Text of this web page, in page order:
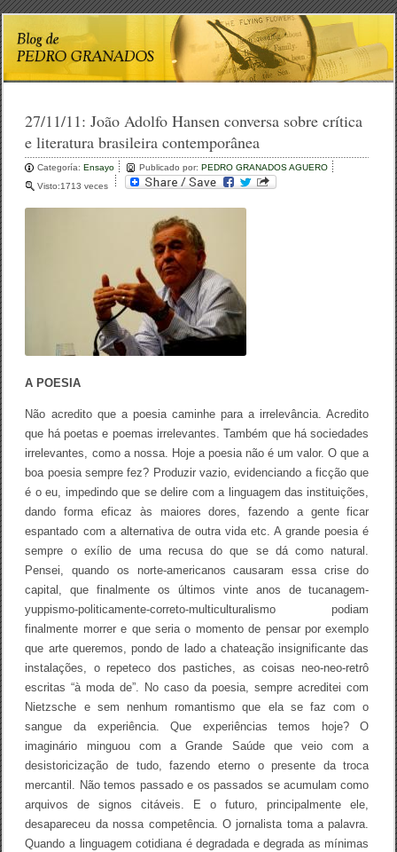
27/11/11:João Adolfo Hansen conversa sobre crítica
e literatura brasileira contemporânea
Categoría:Ensayo Publicado por:PEDRO GRANADOS AGUERO
Visto:1713 veces
A POESIA
Não acredito que a poesia caminhe para a irrelevância. Acredito
que há poetas e poemas irrelevantes. Também que há sociedades
irrelevantes, como a nossa. Hoje a poesia não é um valor. O que a
boa poesia sempre fez? Produzir vazio, evidenciando a ficção que
é o eu, impedindo que se delire com a linguagem das instituições,
dando forma eficaz às maiores dores, fazendo a gente ficar
espantado com a alternativa de outra vida etc. A grande poesia é
sempre o exílio de uma recusa do que se dá como natural.
Pensei, quando os norte-americanos causaram essa crise do
capital, que finalmente os últimos vinte anos de tucanagem-
yuppismo-politicamente-correto-multiculturalismo podiam
finalmente morrer e que seria o momento de pensar por exemplo
que arte queremos, pondo de lado a chateação insignificante das
instalações, o repeteco dos pastiches, as coisas neo-neo-retrô
escritas “à moda de”. No caso da poesia, sempre acreditei com
Nietzsche e sem nenhum romantismo que ela se faz com o
sangue da experiência. Que experiências temos hoje? O
imaginário minguou com a Grande Saúde que veio com a
desistoricização de tudo, fazendo eterno o presente da troca
mercantil. Não temos passado e os passados se acumulam como
arquivos de signos citáveis. E o futuro, principalmente ele,
desapareceu da nossa competência. O jornalista toma a palavra.
Quando a linguagem cotidiana é degradada e degrada as mínimas